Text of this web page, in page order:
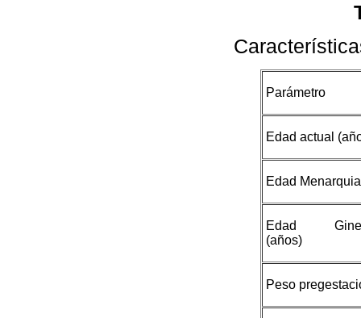
Parámetro
Edad actual
Edad
Edad
(años)
Peso